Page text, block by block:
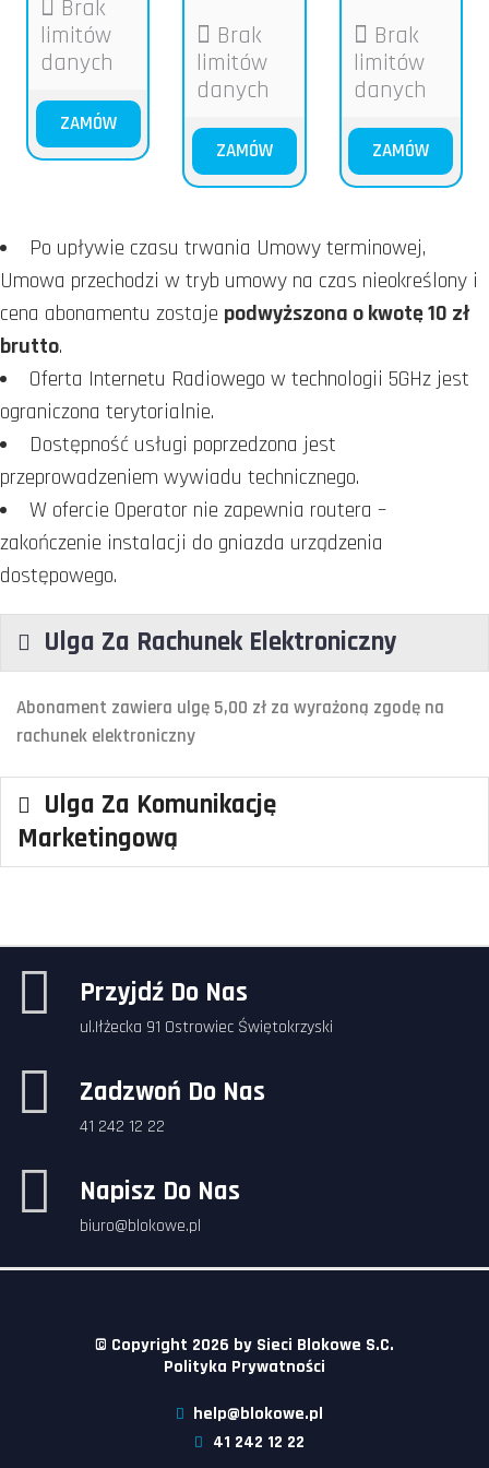
Brak
limitów
danych
ZAMÓW
Brak
limitów
danych
ZAMÓW
Brak
limitów
danych
ZAMÓW
Po upływie czasu trwania Umowy terminowej,
Umowa przechodzi w tryb umowy na czas nieokreślony i
cena abonamentu zostaje podwyższona o kwotę 10 zł
brutto.
Oferta Internetu Radiowego w technologii 5GHz jest
ograniczona terytorialnie.
Dostępność usługi poprzedzona jest
przeprowadzeniem wywiadu technicznego.
W ofercie Operator nie zapewnia routera –
zakończenie instalacji do gniazda urządzenia
dostępowego.
Ulga Za Rachunek Elektroniczny
Abonament zawiera ulgę 5,00 zł za wyrażoną zgodę na
rachunek elektroniczny
Ulga Za Komunikację
Marketingową
Przyjdź Do Nas
ul.Iłżecka 91 Ostrowiec Świętokrzyski
Zadzwoń Do Nas
41 242 12 22
Napisz Do Nas
biuro@blokowe.pl
© Copyright 2026 by Sieci Blokowe S.C.
Polityka Prywatności
help@blokowe.pl
41 242 12 22